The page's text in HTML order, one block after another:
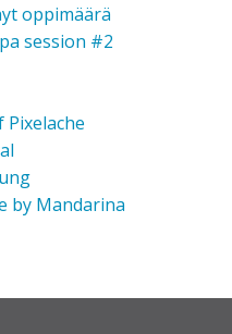
oppimäärä
session #2
Pixelache
by Mandarina